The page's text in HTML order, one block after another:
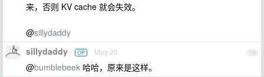
来，否则 KV cache 就会失效。
@sillydaddy
19
sillydaddy OP May 20
@bumblebeek 哈哈，原来是这样。